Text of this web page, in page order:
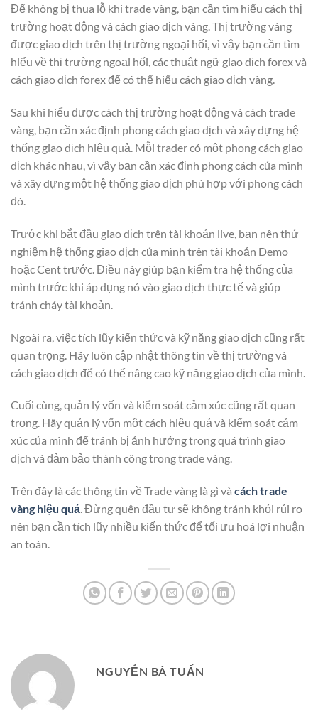
Để không bị thua lỗ khi trade vàng, bạn cần tìm hiểu cách thị
trường hoạt động và cách giao dịch vàng. Thị trường vàng
được giao dịch trên thị trường ngoại hối, vì vậy bạn cần tìm
hiểu về thị trường ngoại hối, các thuật ngữ giao dịch forex và
cách giao dịch forex để có thể hiểu cách giao dịch vàng.
Sau khi hiểu được cách thị trường hoạt động và cách trade
vàng, bạn cần xác định phong cách giao dịch và xây dựng hệ
thống giao dịch hiệu quả. Mỗi trader có một phong cách giao
dịch khác nhau, vì vậy bạn cần xác định phong cách của mình
và xây dựng một hệ thống giao dịch phù hợp với phong cách
đó.
Trước khi bắt đầu giao dịch trên tài khoản live, bạn nên thử
nghiệm hệ thống giao dịch của mình trên tài khoản Demo
hoặc Cent trước. Điều này giúp bạn kiểm tra hệ thống của
mình trước khi áp dụng nó vào giao dịch thực tế và giúp
tránh cháy tài khoản.
Ngoài ra, việc tích lũy kiến thức và kỹ năng giao dịch cũng rất
quan trọng. Hãy luôn cập nhật thông tin về thị trường và
cách giao dịch để có thể nâng cao kỹ năng giao dịch của mình.
Cuối cùng, quản lý vốn và kiểm soát cảm xúc cũng rất quan
trọng. Hãy quản lý vốn một cách hiệu quả và kiểm soát cảm
xúc của mình để tránh bị ảnh hưởng trong quá trình giao
dịch và đảm bảo thành công trong trade vàng.
Trên đây là các thông tin về Trade vàng là gì và cách trade
vàng hiệu quả. Đừng quên đầu tư sẽ không tránh khỏi rủi ro
nên bạn cần tích lũy nhiều kiến thức để tối ưu hoá lợi nhuận
an toàn.
NGUYỄN BÁ TUẤN